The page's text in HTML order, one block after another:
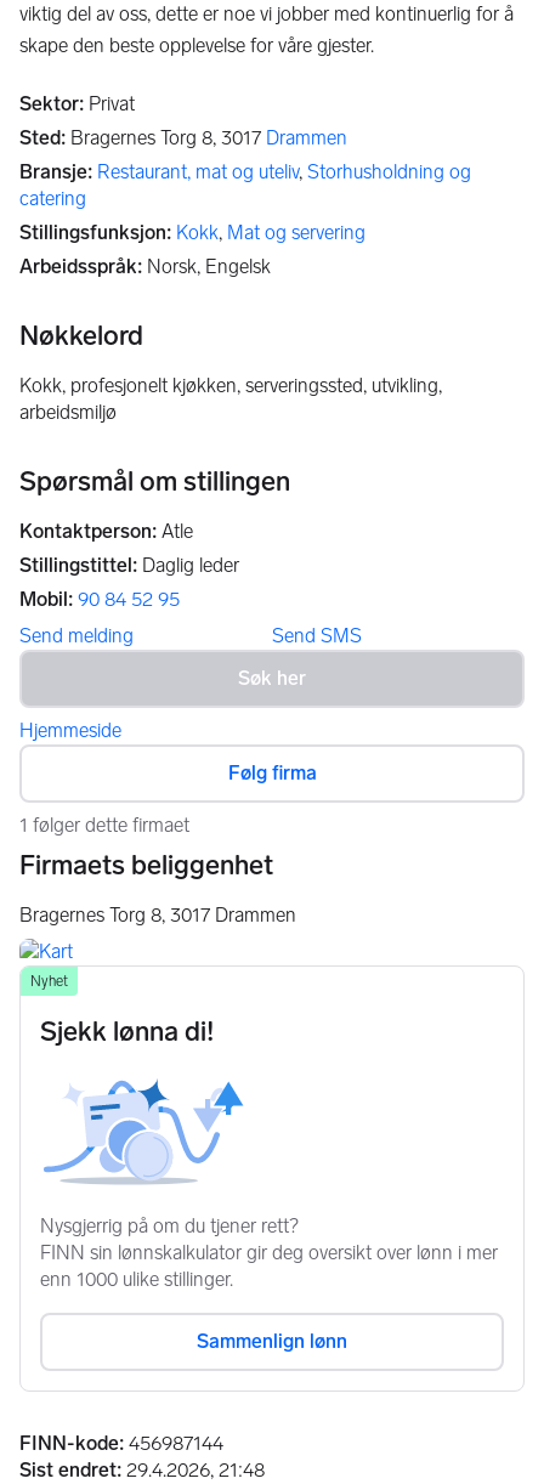
viktig del av oss, dette er noe vi jobber med kontinuerlig for å
skape den beste opplevelse for våre gjester.
Sektor: Privat
Sted: Bragernes Torg 8, 3017 Drammen
Bransje: Restaurant, mat og uteliv, Storhusholdning og
catering
Stillingsfunksjon: Kokk, Mat og servering
Arbeidsspråk: Norsk, Engelsk
Nøkkelord
kokk, profesjonelt kjøkken, serveringssted, utvikling,
arbeidsmiljø
Spørsmål om stillingen
Kontaktperson: Atle
Stillingstittel: Daglig leder
Mobil: 90 84 52 95
Send melding
Send SMS
Hjemmeside
Følg firma
1 følger dette firmaet
Firmaets beliggenhet
Bragernes Torg 8, 3017 Drammen
Annonseinformasjon
FINN-kode: 456987144
Sist endret: 29.4.2026, 21:48